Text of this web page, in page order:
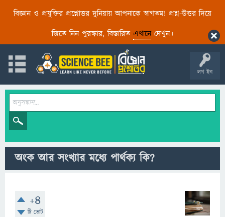
বিজ্ঞান ও প্রযুক্তির প্রশ্নোত্তর দুনিয়ায় আপনাকে স্বাগতম! প্রশ্ন-উত্তর দিয়ে
জিতে নিন পুরস্কার, বিস্তারিত এখানেদেখুন।
লগ ইন
অংক আর সংখ্যার মধ্যে পার্থক্য কি?
+4
টি ভোট